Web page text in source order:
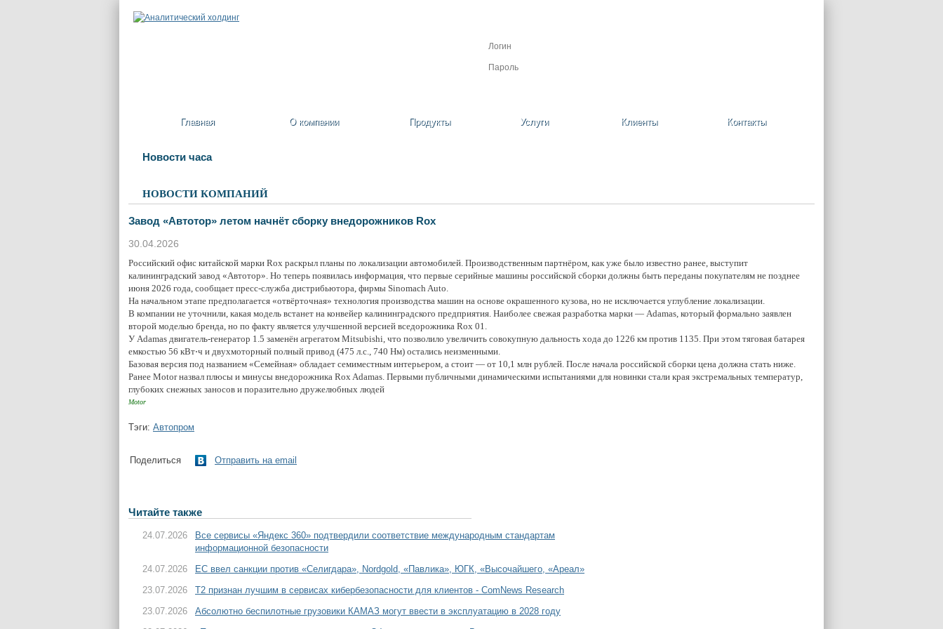
Главная О компании Продукты Услуги Клиенты Контакты
Новости часа
НОВОСТИ КОМПАНИЙ
Завод «Автотор» летом начнёт сборку внедорожников Rox
30.04.2026
Российский офис китайской марки Rox раскрыл планы по локализации автомобилей. Производственным партнёром, как уже было известно ранее, выступит
калининградский завод «Автотор». Но теперь появилась информация, что первые серийные машины российской сборки должны быть переданы покупателям не позднее
июня 2026 года, сообщает пресс-служба дистрибьютора, фирмы Sinomach Auto.
На начальном этапе предполагается «отвёрточная» технология производства машин на основе окрашенного кузова, но не исключается углубление локализации.
В компании не уточнили, какая модель встанет на конвейер калининградского предприятия. Наиболее свежая разработка марки — Adamas, который формально заявлен
второй моделью бренда, но по факту является улучшенной версией вседорожника Rox 01.
У Adamas двигатель-генератор 1.5 заменён агрегатом Mitsubishi, что позволило увеличить совокупную дальность хода до 1226 км против 1135. При этом тяговая батарея
емкостью 56 кВт⋅ч и двухмоторный полный привод (475 л.с., 740 Нм) остались неизменными.
Базовая версия под названием «Семейная» обладает семиместным интерьером, а стоит — от 10,1 млн рублей. После начала российской сборки цена должна стать ниже.
Ранее Motor назвал плюсы и минусы внедорожника Rox Adamas. Первыми публичными динамическими испытаниями для новинки стали края экстремальных температур,
глубоких снежных заносов и поразительно дружелюбных людей
Motor
Тэги: Автопром
Поделиться Отправить на email
Читайте также
24.07.2026
Все сервисы «Яндекс 360» подтвердили соответствие международным стандартам
информационной безопасности
24.07.2026
ЕС ввел санкции против «Селигдара», Nordgold, «Павлика», ЮГК, «Высочайшего, «Ареал»
23.07.2026
T2 признан лучшим в сервисах кибербезопасности для клиентов - ComNews Research
23.07.2026
Абсолютно беспилотные грузовики КАМАЗ могут ввести в эксплуатацию в 2028 году